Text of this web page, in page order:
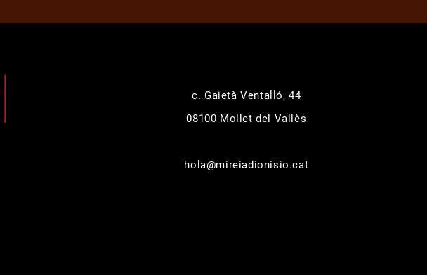
c. Gaietà Ventalló, 44
08100 Mollet del Vallès
hola@mireiadionisio.cat